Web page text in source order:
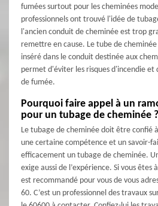
fumées surtout pour les cheminées
professionnels ont trouvé l'idée de
l'ancien conduit de cheminée est trop
remettre en cause. Le tube de
inséré dans le conduit destinée aux
permet d'éviter les risques d'incendie
de fumée.
Pourquoi faire appel à un
pour un tubage de cheminée ?
Le tubage de cheminée doit être confié
une certaine compétence et un savoir-
efficacement un tubage de cheminée.
exige aussi de l’expérience. Si vous êtes
est recommandé pour vous de vous
60. C’est un professionnel des travaux